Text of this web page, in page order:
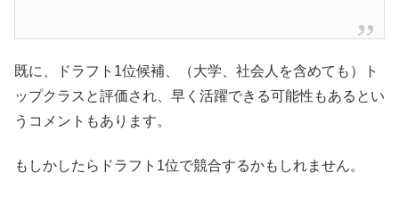
既に、ドラフト1位候補、（大学、社会人を含めても）ト
ップクラスと評価され、早く活躍できる可能性もあるとい
うコメントもあります。
もしかしたらドラフト1位で競合するかもしれません。